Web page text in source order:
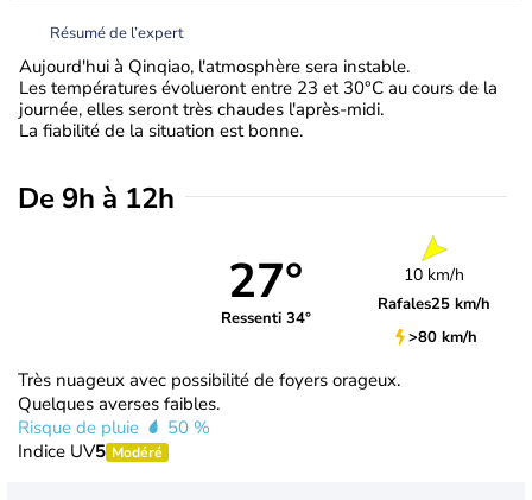
Résumé de l’expert
Aujourd'hui à Qinqiao, l'atmosphère sera instable.
Les températures évolueront entre 23 et 30°C au cours de la
journée, elles seront très chaudes l'après-midi.
La fiabilité de la situation est bonne.
De 9h à 12h
27°
Ressenti 34°
10 km/h
Rafales25 km/h
>80 km/h
Très nuageux avec possibilité de foyers orageux.
Quelques averses faibles.
Risque de pluie
50 %
Indice UV5 Modéré